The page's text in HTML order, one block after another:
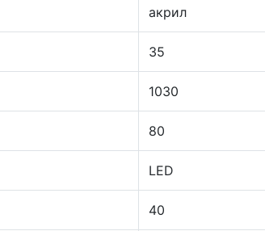
акрил
35
1030
80
LED
40